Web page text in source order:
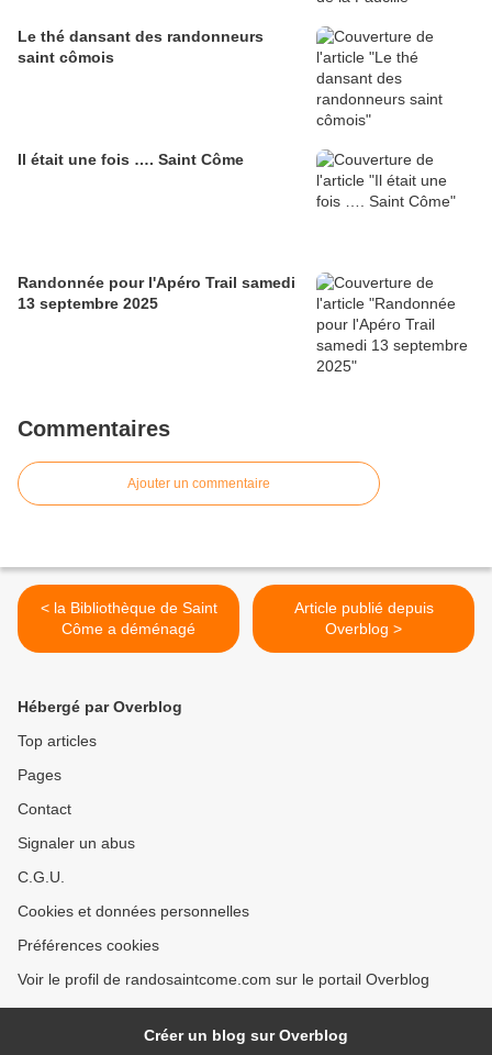
Le thé dansant des randonneurs
saint cômois
Il était une fois …. Saint Côme
Randonnée pour l'Apéro Trail samedi
13 septembre 2025
Commentaires
Ajouter un commentaire
< la Bibliothèque de Saint
Côme a déménagé
Article publié depuis
Overblog >
Hébergé par Overblog
Top articles
Pages
Contact
Signaler un abus
C.G.U.
Cookies et données personnelles
Préférences cookies
Voir le profil de randosaintcome.com sur le portail Overblog
Créer un blog sur Overblog